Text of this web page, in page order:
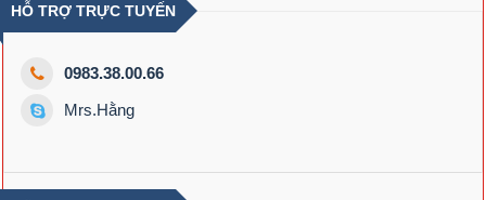
HỖ TRỢ TRỰC TUYẾN
0983.38.00.66
Mrs.Hằng